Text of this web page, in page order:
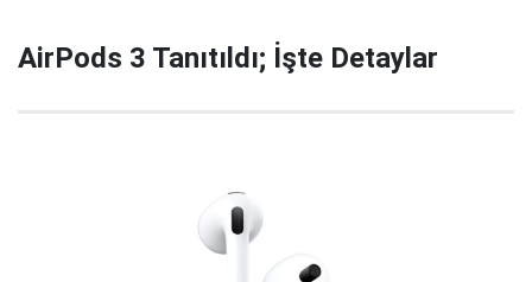
AirPods 3 Tanıtıldı; İşte Detaylar